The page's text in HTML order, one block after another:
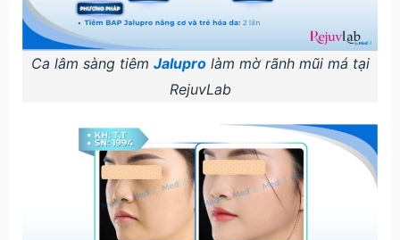
Ca lâm sàng tiêm Jaluprolàm mờ rãnh mũi má tại
RejuvLab